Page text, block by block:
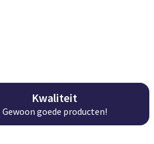
Kwaliteit
Gewoon goede producten!